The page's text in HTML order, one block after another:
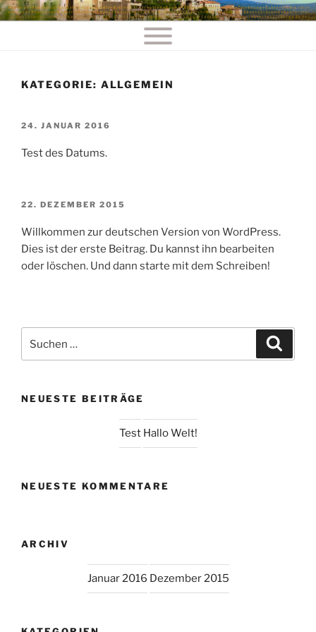
Zum
InhaltDIE MALREISE MIT GABI
Eine weitere WordPress-Seite
KATEGORIE: ALLGEMEIN
VERÖFFENTLICHT
24. JANUAR 2016
Test des Datums.
VERÖFFENTLICHT
22. DEZEMBER 2015
Willkommen zur deutschen Version von WordPress.
Dies ist der erste Beitrag. Du kannst ihn bearbeiten
oder löschen. Und dann starte mit dem Schreiben!
nach:
NEUESTE BEITRÄGE
Test Hallo Welt!
NEUESTE KOMMENTARE
ARCHIV
Januar 2016 Dezember 2015